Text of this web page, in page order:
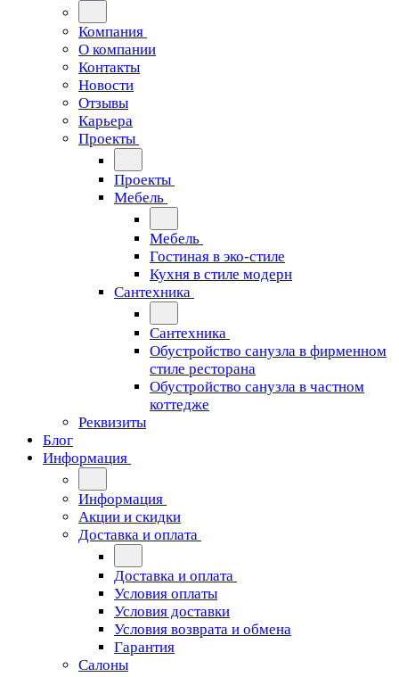
Компания
О компании
Контакты
Новости
Отзывы
Карьера
Проекты
Проекты
Мебель
Мебель
Гостиная в эко-стиле
Кухня в стиле модерн
Сантехника
Сантехника
Обустройство санузла в фирменном
стиле ресторана
Обустройство санузла в частном
коттедже
Реквизиты
Блог
Информация
Информация
Акции и скидки
Доставка и оплата
Доставка и оплата
Условия оплаты
Условия доставки
Условия возврата и обмена
Гарантия
Салоны